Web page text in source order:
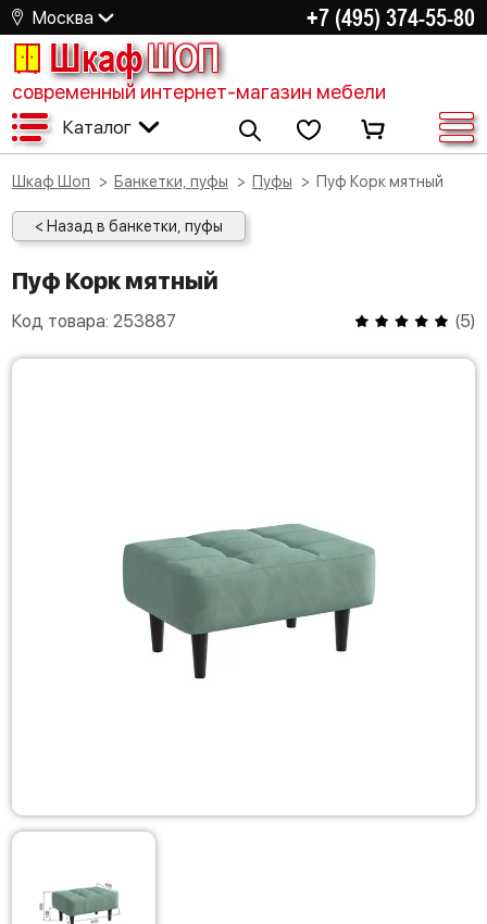
Москва +7 (495) 374-55-80
ШкафШОП
современный интернет-магазин мебели
Каталог
Шкаф Шоп Банкетки, пуфы Пуфы Пуф Корк мятный
< Назад в банкетки, пуфы
Пуф Корк мятный
Код товара: 253887 (5)